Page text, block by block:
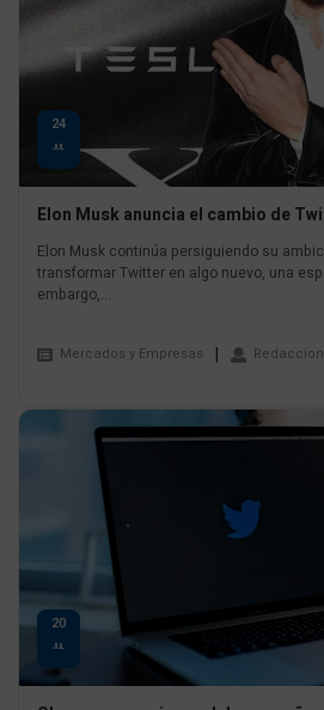
24
JUL
Elon Musk anuncia el cambio de
Elon Musk continúa persiguiendo su
transformar Twitter en algo nuevo, una
embargo,...
Mercados y Empresas
20
JUL